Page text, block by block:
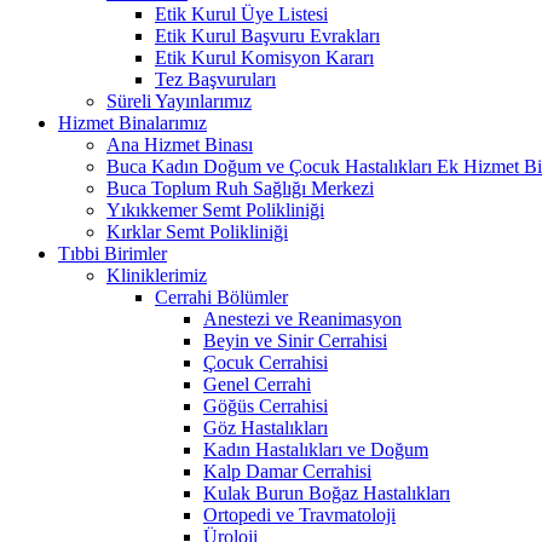
Etik Kurul Üye Listesi
Etik Kurul Başvuru Evrakları
Etik Kurul Komisyon Kararı
Tez Başvuruları
Süreli Yayınlarımız
Hizmet Binalarımız
Ana Hizmet Binası
Buca Kadın Doğum ve Çocuk Hastalıkları Ek Hizmet
Buca Toplum Ruh Sağlığı Merkezi
Yıkıkkemer Semt Polikliniği
Kırklar Semt Polikliniği
Tıbbi Birimler
Kliniklerimiz
Cerrahi Bölümler
Anestezi ve Reanimasyon
Beyin ve Sinir Cerrahisi
Çocuk Cerrahisi
Genel Cerrahi
Göğüs Cerrahisi
Göz Hastalıkları
Kadın Hastalıkları ve Doğum
Kalp Damar Cerrahisi
Kulak Burun Boğaz Hastalıkları
Ortopedi ve Travmatoloji
Üroloji